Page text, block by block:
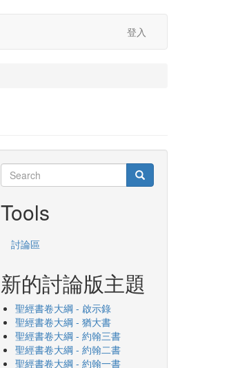
登入
Search
Search Search
Tools
討論區
新的討論版主題
聖經書卷大綱 - 啟示錄
聖經書卷大綱 - 猶大書
聖經書卷大綱 - 約翰三書
聖經書卷大綱 - 約翰二書
聖經書卷大綱 - 約翰一書